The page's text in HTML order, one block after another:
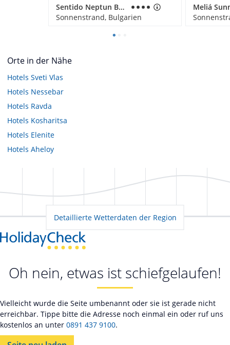
Sentido Neptun Beach
Sonnenstrand, Bulgarien
Meliá
Orte in der Nähe
Hotels Sveti Vlas
Hotels Nessebar
Hotels Ravda
Hotels Kosharitsa
Hotels Elenite
Hotels Aheloy
Detaillierte Wetterdaten der Region
Oh nein, etwas ist schiefgelaufen!
Vielleicht wurde die Seite umbenannt oder sie ist gerade nicht
erreichbar. Tippe bitte die Adresse noch einmal ein oder ruf uns
kostenlos an unter 0891 437 9100.